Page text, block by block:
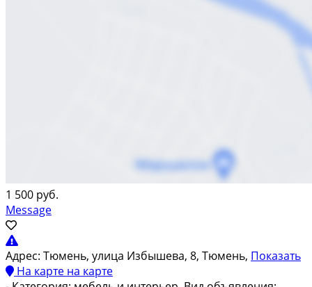
1 500 руб.
Message
Адрес: Тюмень, улица Избышева, 8, Тюмень, Показать
На карте на карте